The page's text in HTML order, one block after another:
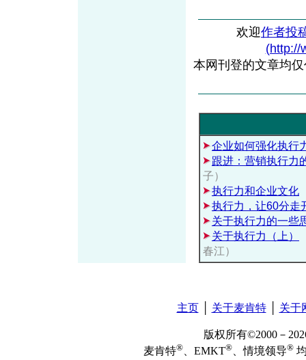
欢迎作者投
(http://
本网刊登的文章均
企业如何强化执行
跟进：营销执行力
子）
执行力和企业文化
执行力，让60分走
关于执行力的一些
关于执行力（上）
春江）
主页│ 关于麦肯特│ 关于
版权所有©2000－
麦肯特® 、EMKT® 、情境领导®